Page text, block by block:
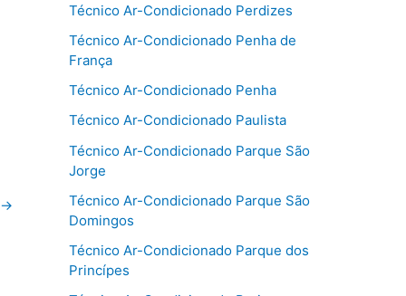
→
Técnico Ar-Condicionado Perdizes
Técnico Ar-Condicionado Penha de
França
Técnico Ar-Condicionado Penha
Técnico Ar-Condicionado Paulista
Técnico Ar-Condicionado Parque São
Jorge
Técnico Ar-Condicionado Parque São
Domingos
Técnico Ar-Condicionado Parque dos
Princípes